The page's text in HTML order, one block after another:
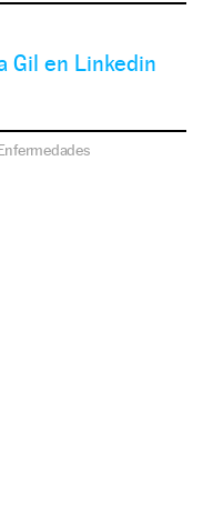
Gil en Linkedin